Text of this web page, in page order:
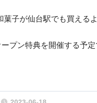
子が仙台駅でも買えるよ
プン特典を開催する予定